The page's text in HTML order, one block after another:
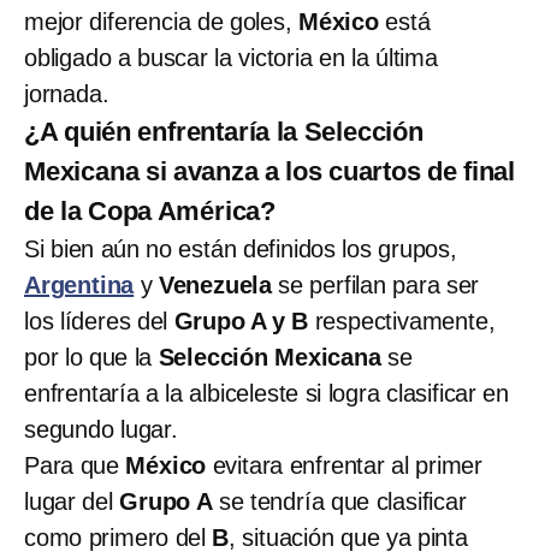
mejor diferencia de goles, Méxicoestá
obligado a buscar la victoria en la última
jornada.
¿A quién enfrentaría la Selección
Mexicana si avanza a los cuartos de final
de la Copa América?
Si bien aún no están definidos los grupos,
Argentinay Venezuelase perfilan para ser
los líderes del Grupo A y B respectivamente,
por lo que la Selección Mexicanase
enfrentaría a la albiceleste si logra clasificar en
segundo lugar.
Para que México evitara enfrentar al primer
lugar delGrupo Ase tendría que clasificar
como primero del B, situación que ya pinta